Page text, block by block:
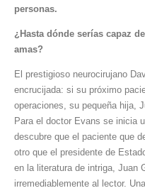
personas.
¿Hasta dónde serías capaz
amas?
El prestigioso neurocirujano
encrucijada: si su próximo
operaciones, su pequeña hija,
Para el doctor Evans se inicia
descubre que el paciente que
otro que el presidente de
en la literatura de intriga, Juan
irremediablemente al lector.